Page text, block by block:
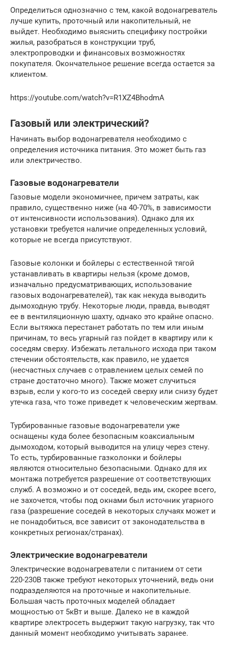
Определиться однозначно с тем, какой водонагреватель
лучше купить, проточный или накопительный, не
выйдет. Необходимо выяснить специфику постройки
жилья, разобраться в конструкции труб,
электропроводки и финансовых возможностях
покупателя. Окончательное решение всегда остается за
клиентом.
https://youtube.com/watch?v=R1XZ4BhodmA
Газовый или электрический?
Начинать выбор водонагревателя необходимо с
определения источника питания. Это может быть газ
или электричество.
Газовые водонагреватели
Газовые модели экономичнее, причем затраты, как
правило, существенно ниже (на 40-70%, в зависимости
от интенсивности использования). Однако для их
установки требуется наличие определенных условий,
которые не всегда присутствуют.
Газовые колонки и бойлеры с естественной тягой
устанавливать в квартиры нельзя (кроме домов,
изначально предусматривающих, использование
газовых водонагревателей), так как некуда выводить
дымоходную трубу. Некоторые люди, правда, выводят
ее в вентиляционную шахту, однако это крайне опасно.
Если вытяжка перестанет работать по тем или иным
причинам, то весь угарный газ пойдет в квартиру или к
соседям сверху. Избежать летального исхода при таком
стечении обстоятельств, как правило, не удается
(несчастных случаев с отравлением целых семей по
стране достаточно много). Также может случиться
взрыв, если у кого-то из соседей сверху или снизу будет
утечка газа, что тоже приведет к человеческим жертвам.
Турбированные газовые водонагреватели уже
оснащены куда более безопасным коаксиальным
дымоходом, который выводится на улицу через стену.
То есть, турбированные газколонки и бойлеры
являются относительно безопасными. Однако для их
монтажа потребуется разрешение от соответствующих
служб. А возможно и от соседей, ведь им, скорее всего,
не захочется, чтобы под окнами был источник угарного
газа (разрешение соседей в некоторых случаях может и
не понадобиться, все зависит от законодательства в
конкретных регионах/странах).
Электрические водонагреватели
Электрические водонагреватели с питанием от сети
220-230В также требуют некоторых уточнений, ведь они
подразделяются на проточные и накопительные.
Большая часть проточных моделей обладает
мощностью от 5кВт и выше. Далеко не в каждой
квартире электросеть выдержит такую нагрузку, так что
данный момент необходимо учитывать заранее.